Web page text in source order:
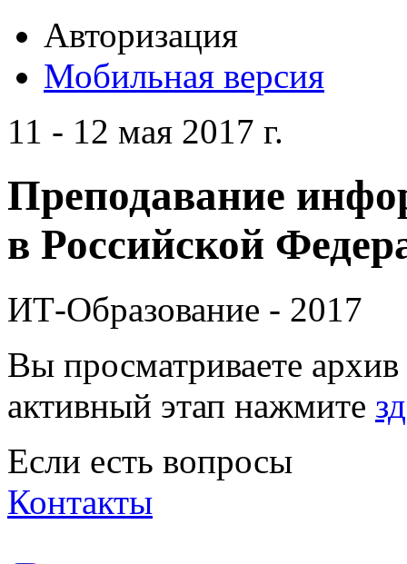
Авторизация
Мобильная версия
11 - 12 мая 2017 г.
Преподавание
в Российской
ИТ-Образование - 2017
Вы просматриваете
активный этап нажмите
Если есть вопросы
Контакты